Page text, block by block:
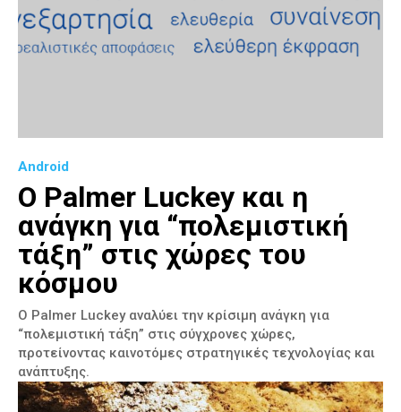
Android
Ο Palmer Luckey και η
ανάγκη για “πολεμιστική
τάξη” στις χώρες του
κόσμου
Ο Palmer Luckey αναλύει την κρίσιμη ανάγκη για
“πολεμιστική τάξη” στις σύγχρονες χώρες,
προτείνοντας καινοτόμες στρατηγικές τεχνολογίας και
ανάπτυξης.